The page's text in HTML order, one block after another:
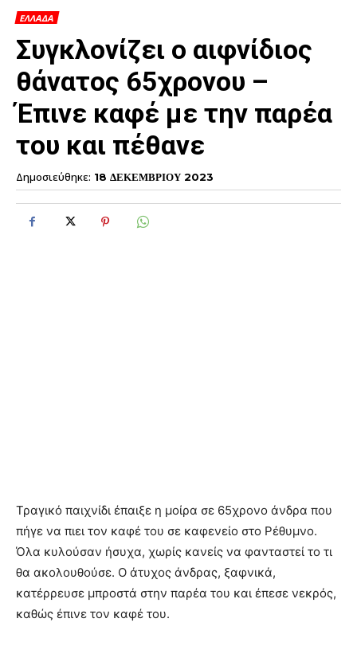
ΕΛΛΑΔΑ
Συγκλονίζει ο αιφνίδιος
θάνατος 65χρονου –
Έπινε καφέ με την παρέα
του και πέθανε
Δημοσιεύθηκε: 18 ΔΕΚΕΜΒΡΙΟΥ 2023
Τραγικό παιχνίδι έπαιξε η μοίρα σε 65χρονο άνδρα που
πήγε να πιει τον καφέ του σε καφενείο στο Ρέθυμνο.
Όλα κυλούσαν ήσυχα, χωρίς κανείς να φανταστεί το τι
θα ακολουθούσε. Ο άτυχος άνδρας, ξαφνικά,
κατέρρευσε μπροστά στην παρέα του και έπεσε νεκρός,
καθώς έπινε τον καφέ του.